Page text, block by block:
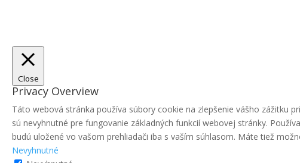
Close
Privacy Overview
Táto webová stránka používa súbory cookie na zlepšenie vášho zážitku
sú nevyhnutné pre fungovanie základných funkcií webovej stránky.
budú uložené vo vašom prehliadači iba s vaším súhlasom. Máte tiež
Nevyhnutné